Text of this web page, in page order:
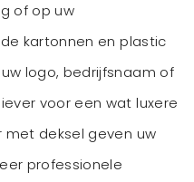
of op uw
kartonnen en plastic
logo, bedrijfsnaam of
voor een wat luxere
met deksel geven uw
professionele